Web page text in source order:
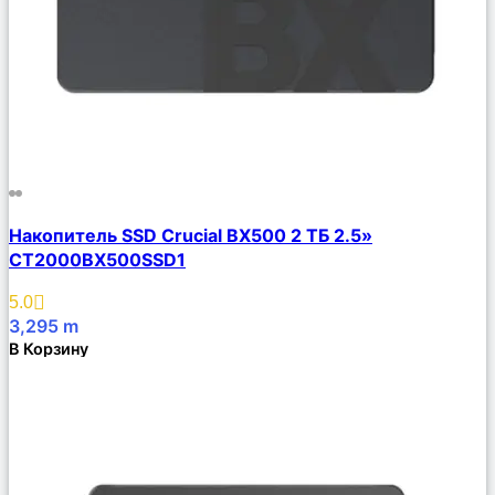
Описание
Избранное
Накопитель SSD Crucial BX500 2 ТБ 2.5»
CT2000BX500SSD1
5.0
3,295 m
В Корзину